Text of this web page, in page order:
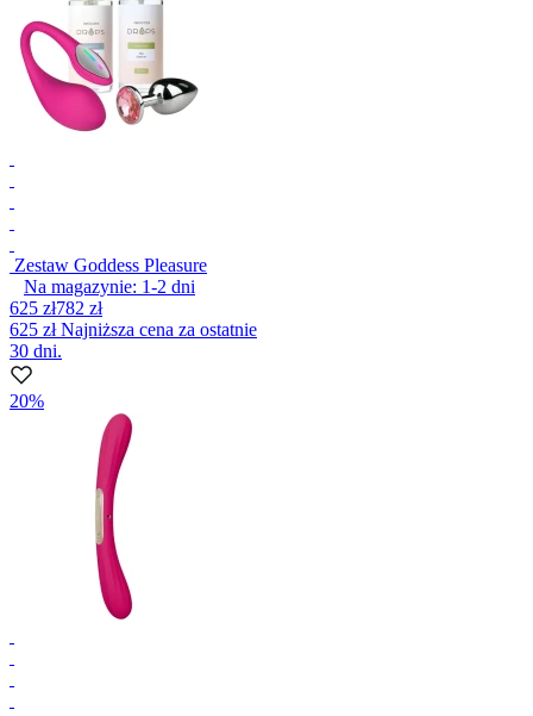
Zestaw Goddess Pleasure
Na magazynie: 1-2 dni
625 zł782 zł
625 złNajniższa cena za ostatnie
30 dni.
20%